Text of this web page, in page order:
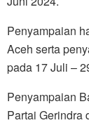
Penyampaian
Aceh serta
pada 17 Juli –
Penyampaian
Partai Gerindra